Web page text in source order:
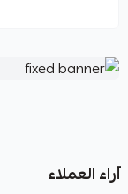
آراء العملاء